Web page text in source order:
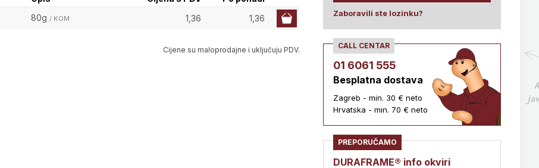
80g / KOM 1,36 1,36
Cijene su maloprodajne i uključuju PDV.
Zaboravili ste lozinku?
CALL CENTAR
01 6061 555
Besplatna dostava
Zagreb - min. 30 € neto
Hrvatska - min. 70 € neto
PREPORUČAMO
DURAFRAME® info okviri